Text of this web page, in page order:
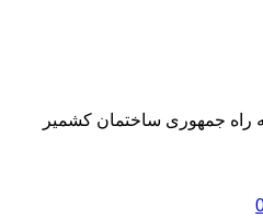
راه جمهوری ساختمان کشمیر